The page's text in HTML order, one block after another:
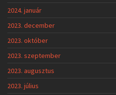
2024. január
2023. december
2023. október
2023. szeptember
2023. augusztus
2023. július